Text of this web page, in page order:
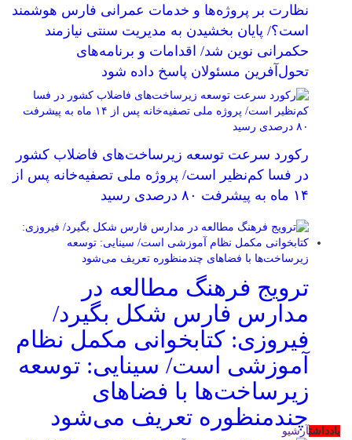
نظارت بر پروژه‌ها و خدمات عمرانی فارس هوشمند
است؟/ پایان بخشیدن به مدیریت سنتی نیازمند
حکمرانی نوین شد/ اقدامات و برنامه‌های
تحول‌آفرین مسئولان پاسخ داده شود
رکورد سرعت توسعه زیرساخت‌های فاضلاب کشور
در فسا کم‌نظیر است/ پروژه ملی تصفیه‌خانه پس از
۱۴ ماه به پیشرفت ۸۰ درصدی رسید
ترویج فرهنگ مطالعه در
مدارس فارس شکل بگیرد/
فیروزی: کتابخوانی مکمل نظام
آموزشی است/ سینایی: توسعه
زیرساخت‌ها با فضاهای
چندمنظوره تعریف می‌شود
یادداشتآرشیو